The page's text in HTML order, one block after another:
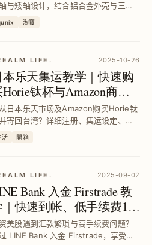
与矮轴设计，结合铝合金外壳与三模
接，提供安静且有手感的打字体验，解
巧控键盘手感不足问题，轻松提升工作
淘寶
LIFE. 2025-10-26
本乐天集运教学｜快速购
钛杯与Amazon商品
台湾全攻略
日本乐天市场及Amazon购买Horie钛
寄回台湾？详细注册、集运设定、运
计算与禁运品说明，实测最快4天收货，
活 開箱
LIFE. 2025-09-02
Bank 入金 Firstrade 教
快速到帐、低手续费150
帐户升级与手续费补助
全攻略
美股遇到汇款繁琐与高手续费问题？
LINE Bank 入金 Firstrade，享受手